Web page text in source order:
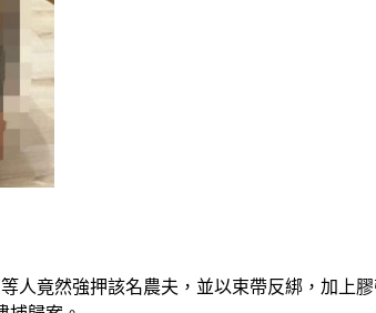
人竟然強押該名農夫，並以束帶反綁，加上